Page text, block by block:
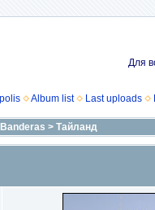
Для
Album list Last uploads
Banderas > Тайланд